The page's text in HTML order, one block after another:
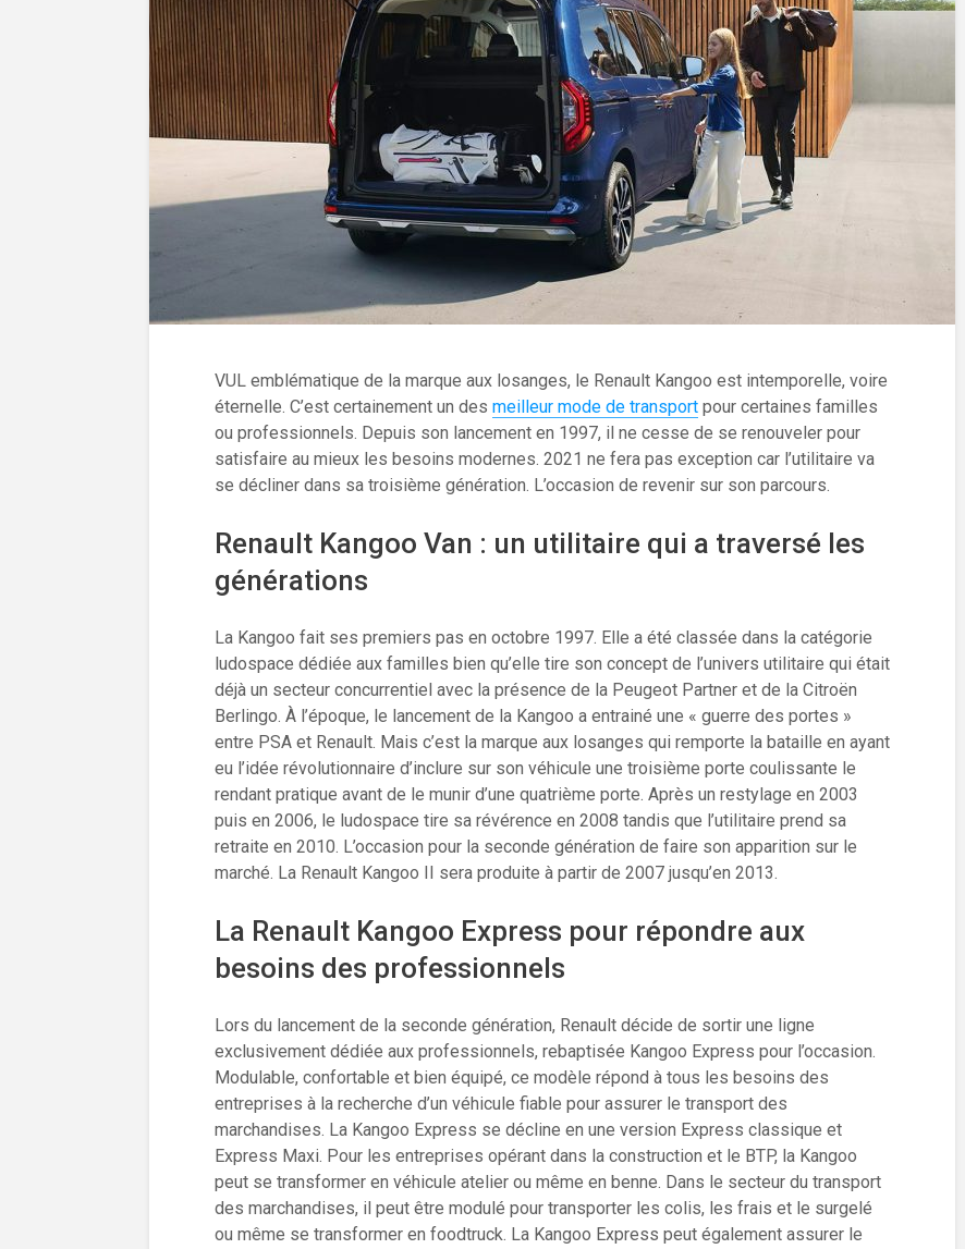
VUL emblématique de la marque aux losanges, le Renault Kangoo est intemporelle, voire
éternelle. C’est certainement un des meilleur mode de transport pour certaines familles
ou professionnels. Depuis son lancement en 1997, il ne cesse de se renouveler pour
satisfaire au mieux les besoins modernes. 2021 ne fera pas exception car l’utilitaire va
se décliner dans sa troisième génération. L’occasion de revenir sur son parcours.
Renault Kangoo Van : un utilitaire qui a traversé les
générations
La Kangoo fait ses premiers pas en octobre 1997. Elle a été classée dans la catégorie
ludospace dédiée aux familles bien qu’elle tire son concept de l’univers utilitaire qui était
déjà un secteur concurrentiel avec la présence de la Peugeot Partner et de la Citroën
Berlingo. À l’époque, le lancement de la Kangoo a entrainé une « guerre des portes »
entre PSA et Renault. Mais c’est la marque aux losanges qui remporte la bataille en ayant
eu l’idée révolutionnaire d’inclure sur son véhicule une troisième porte coulissante le
rendant pratique avant de le munir d’une quatrième porte. Après un restylage en 2003
puis en 2006, le ludospace tire sa révérence en 2008 tandis que l’utilitaire prend sa
retraite en 2010. L’occasion pour la seconde génération de faire son apparition sur le
marché. La Renault Kangoo II sera produite à partir de 2007 jusqu’en 2013.
La Renault Kangoo Express pour répondre aux
besoins des professionnels
Lors du lancement de la seconde génération, Renault décide de sortir une ligne
exclusivement dédiée aux professionnels, rebaptisée Kangoo Express pour l’occasion.
Modulable, confortable et bien équipé, ce modèle répond à tous les besoins des
entreprises à la recherche d’un véhicule fiable pour assurer le transport des
marchandises. La Kangoo Express se décline en une version Express classique et
Express Maxi. Pour les entreprises opérant dans la construction et le BTP, la Kangoo
peut se transformer en véhicule atelier ou même en benne. Dans le secteur du transport
des marchandises, il peut être modulé pour transporter les colis, les frais et le surgelé
ou même se transformer en foodtruck. La Kangoo Express peut également assurer le